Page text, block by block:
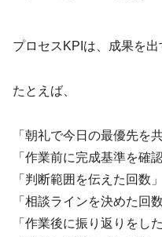
プロセスKPIは、成果を出
たとえば、
「朝礼で今日の最優先を
「作業前に完成基準を確
「判断範囲を伝えた回数」
「相談ラインを決めた回数
「作業後に振り返りをし